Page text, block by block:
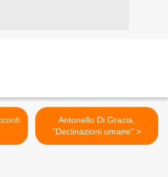
Antonello Di Grazia,
"Declinazioni umane" >